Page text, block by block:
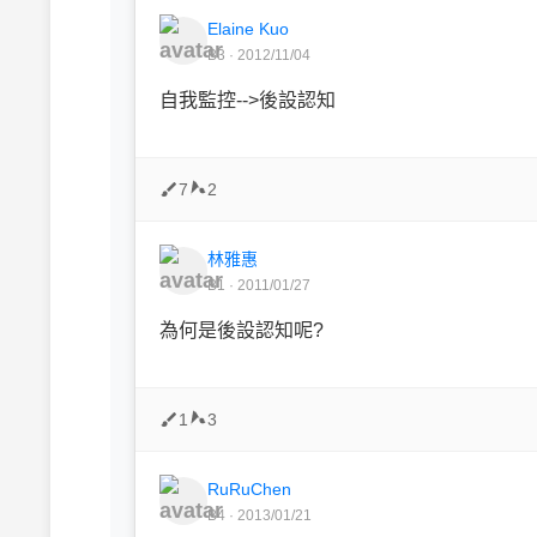
Elaine Kuo
B3 · 2012/11/04
自我監控-->後設認知
7 2
林雅惠
B1 · 2011/01/27
為何是後設認知呢?
1 3
RuRuChen
B4 · 2013/01/21